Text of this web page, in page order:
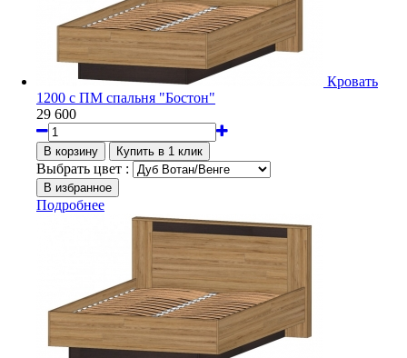
Кровать
1200 с ПМ спальня "Бостон"
29 600
Выбрать цвет :
Подробнее